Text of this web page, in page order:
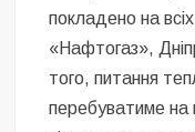
покладено на
«Нафтогаз»,
того, питання
перебуватиме на